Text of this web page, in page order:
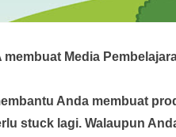
Media
Anda membuat
stuck lagi. Walaupun